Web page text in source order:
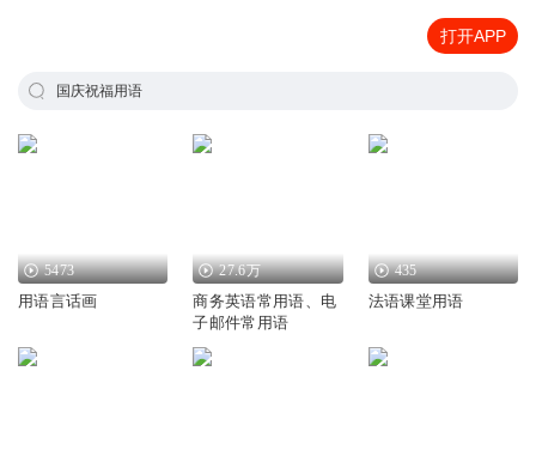
打开APP
国庆祝福用语
5473
用语言话画
27.6万
商务英语常用语、电
子邮件常用语
435
法语课堂用语